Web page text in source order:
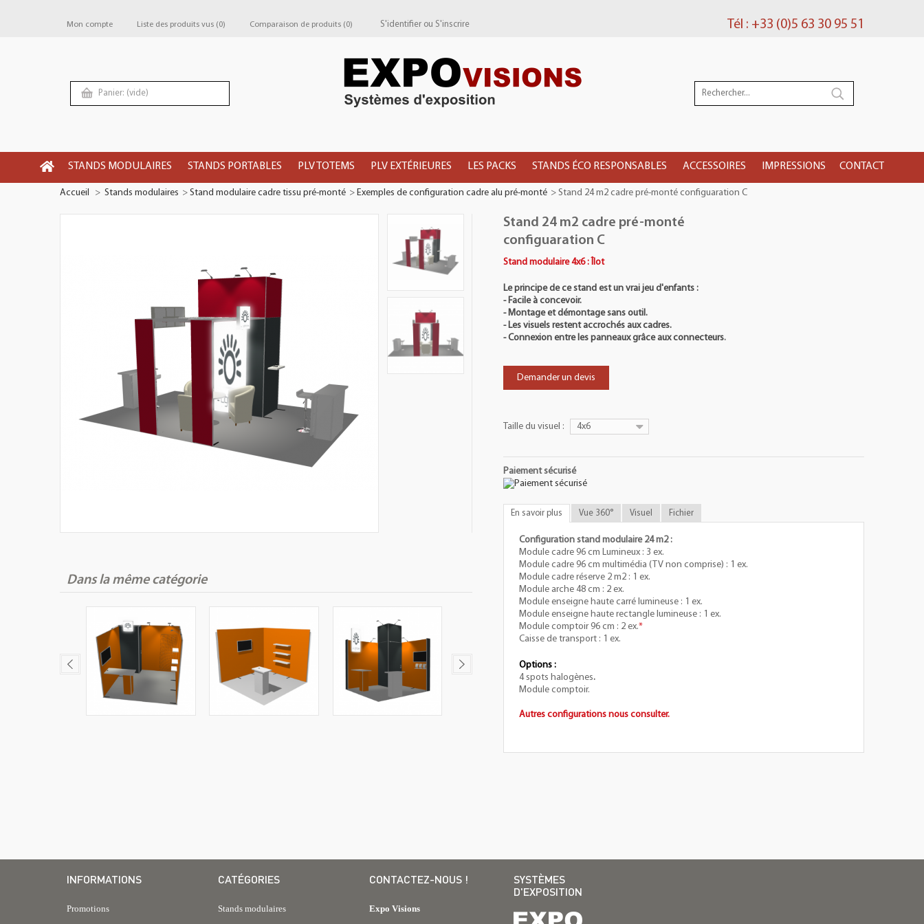
Mon compte Liste des produits vus (0) Comparaison de produits (0) S'identifier ou S'inscrire Tél : +33 (0)5 63 30 95 51
Panier: (vide)
STANDS MODULAIRES STANDS PORTABLES PLV TOTEMS PLV EXTÉRIEURES LES PACKS STANDS ÉCO RESPONSABLES ACCESSOIRES IMPRESSIONS CONTACT
Accueil > Stands modulaires > Stand modulaire cadre tissu pré-monté > Exemples de configuration cadre alu pré-monté > Stand 24 m2 cadre pré-monté configuaration C
Dans la même catégorie
Stand 24 m2 cadre pré-monté
configuaration C
Stand modulaire 4x6 : Îlot
Le principe de ce stand est un vrai jeu d'enfants :
- Facile à concevoir.
- Montage et démontage sans outil.
- Les visuels restent accrochés aux cadres.
- Connexion entre les panneaux grâce aux connecteurs.
Demander un devis
Taille du visuel : 4x6
Paiement sécurisé
En savoir plus Vue 360° Visuel Fichier
Configuration stand modulaire 24 m2 :
Module cadre 96 cm Lumineux : 3 ex.
Module cadre 96 cm multimédia (TV non comprise) : 1 ex.
Module cadre réserve 2 m2 : 1 ex.
Module arche 48 cm : 2 ex.
Module enseigne haute carré lumineuse : 1 ex.
Module enseigne haute rectangle lumineuse : 1 ex.
Module comptoir 96 cm : 2 ex.*
Caisse de transport : 1 ex.
Options :
4 spots halogènes.
Module comptoir.
Autres configurations nous consulter.
INFORMATIONS
Promotions
CATÉGORIES
Stands modulaires
CONTACTEZ-NOUS !
Expo Visions
SYSTÈMES
D'EXPOSITION